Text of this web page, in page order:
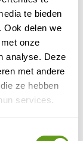
te bieden
Ook delen we
onze
analyse. Deze
met andere
ze hebben
services.
van rondreizen
een